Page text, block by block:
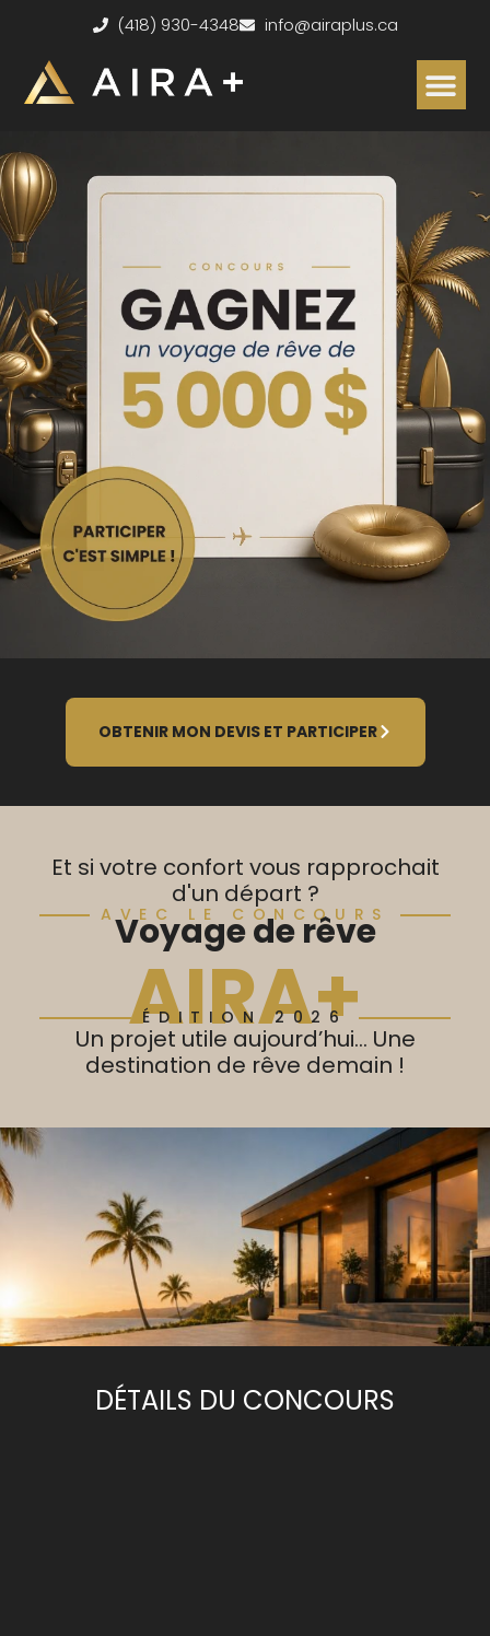
(418) 930-4348 info@airaplus.ca
OBTENIR MON DEVIS ET PARTICIPER
Et si votre confort vous rapprochait
d'un départ ?
AVEC LE CONCOURS
Voyage de rêve
AIRA+
ÉDITION 2026
Un projet utile aujourd’hui… Une
destination de rêve demain !
DÉTAILS DU CONCOURS